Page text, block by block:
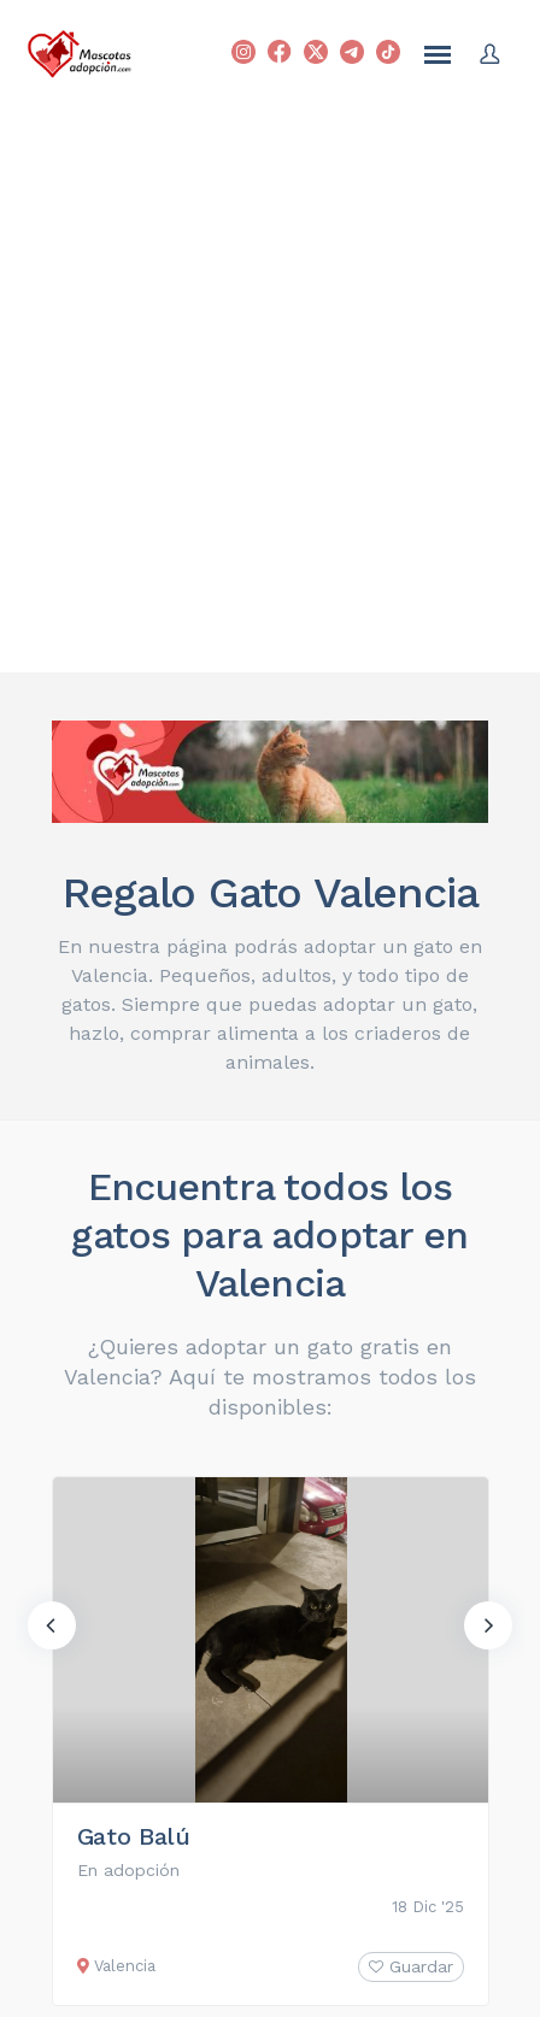
Regalo Gato Valencia
En nuestra página podrás adoptar un gato en
Valencia. Pequeños, adultos, y todo tipo de
gatos. Siempre que puedas adoptar un gato,
hazlo, comprar alimenta a los criaderos de
animales.
Encuentra todos los
gatos para adoptar en
Valencia
¿Quieres adoptar un gato gratis en
Valencia? Aquí te mostramos todos los
disponibles:
Gato Balú
En adopción
18 Dic '25
Valencia Guardar